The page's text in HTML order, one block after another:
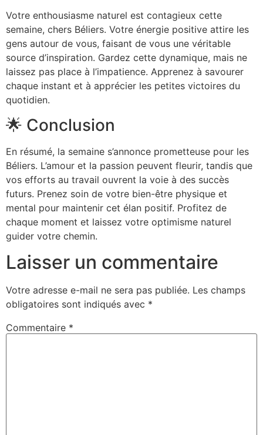
Votre enthousiasme naturel est contagieux cette
semaine, chers Béliers. Votre énergie positive attire les
gens autour de vous, faisant de vous une véritable
source d’inspiration. Gardez cette dynamique, mais ne
laissez pas place à l’impatience. Apprenez à savourer
chaque instant et à apprécier les petites victoires du
quotidien.
🌟 Conclusion
En résumé, la semaine s’annonce prometteuse pour les
Béliers. L’amour et la passion peuvent fleurir, tandis que
vos efforts au travail ouvrent la voie à des succès
futurs. Prenez soin de votre bien-être physique et
mental pour maintenir cet élan positif. Profitez de
chaque moment et laissez votre optimisme naturel
guider votre chemin.
Laisser un commentaire
Votre adresse e-mail ne sera pas publiée. Les champs
obligatoires sont indiqués avec *
Commentaire *